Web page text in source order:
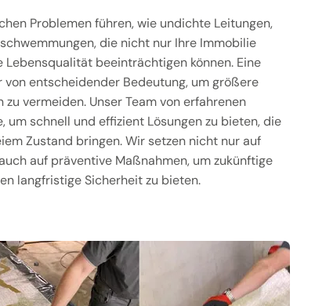
Problemen führen, wie undichte Leitungen,
die nicht nur Ihre Immobilie
Lebensqualität beeinträchtigen können. Eine
entscheidender Bedeutung, um größere
vermeiden. Unser Team von erfahrenen
um schnell und effizient Lösungen zu bieten, die
Zustand bringen. Wir setzen nicht nur auf
auf präventive Maßnahmen, um zukünftige
langfristige Sicherheit zu bieten.